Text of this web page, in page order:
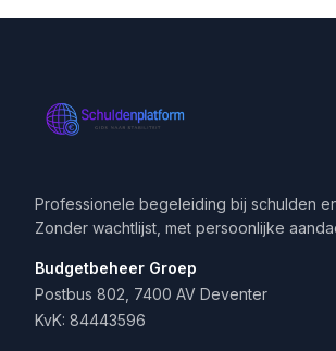
Professionele begeleiding bij schulden
Zonder wachtlijst, met persoonlijke
Budgetbeheer Groep
Postbus 802, 7400 AV Deventer
KvK: 84443596